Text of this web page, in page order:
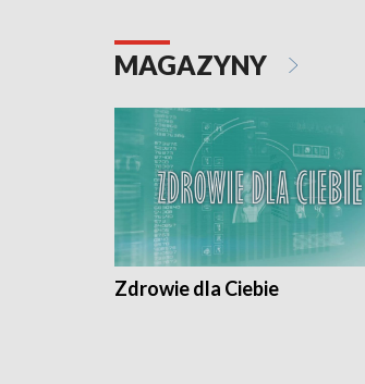
MAGAZYNY
Zdrowie dla Ciebie